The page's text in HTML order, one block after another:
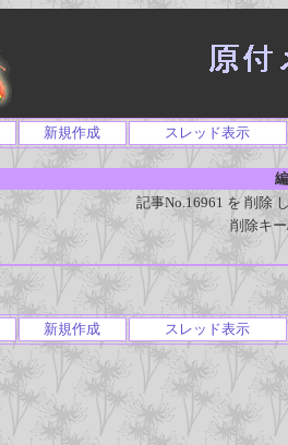
新規作成 スレッド表示
記事No.16961 を 削除
削除キ
新規作成 スレッド表示